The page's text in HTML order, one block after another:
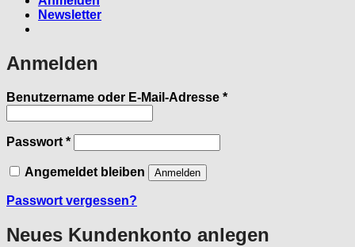
Newsletter
Anmelden
Benutzername oder E-Mail-Adresse *Erforderlich
Passwort *Erforderlich
Angemeldet bleiben Anmelden
Passwort vergessen?
Neues Kundenkonto anlegen